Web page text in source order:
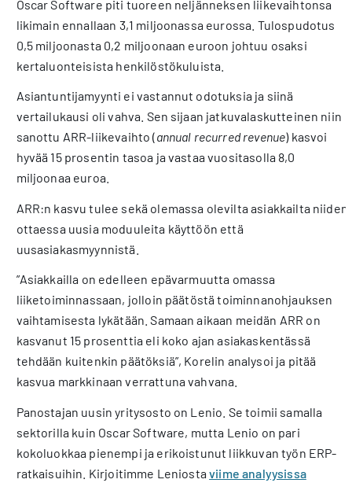
Oscar Software piti tuoreen neljänneksen liikevaihtonsa
likimain ennallaan 3,1 miljoonassa eurossa. Tulospudotus
0,5 miljoonasta 0,2 miljoonaan euroon johtuu osaksi
kertaluonteisista henkilöstökuluista.
Asiantuntijamyynti ei vastannut odotuksia ja siinä
vertailukausi oli vahva. Sen sijaan jatkuvalaskutteinen niin
sanottu ARR-liikevaihto (annual recurred revenue) kasvoi
hyvää 15 prosentin tasoa ja vastaa vuositasolla 8,0
miljoonaa euroa.
ARR:n kasvu tulee sekä olemassa olevilta asiakkailta niiden
ottaessa uusia moduuleita käyttöön että
uusasiakasmyynnistä.
”Asiakkailla on edelleen epävarmuutta omassa
liiketoiminnassaan, jolloin päätöstä toiminnanohjauksen
vaihtamisesta lykätään. Samaan aikaan meidän ARR on
kasvanut 15 prosenttia eli koko ajan asiakaskentässä
tehdään kuitenkin päätöksiä”, Korelin analysoi ja pitää
kasvua markkinaan verrattuna vahvana.
Panostajan uusin yritysosto on Lenio. Se toimii samalla
sektorilla kuin Oscar Software, mutta Lenio on pari
kokoluokkaa pienempi ja erikoistunut liikkuvan työn ERP-
ratkaisuihin. Kirjoitimme Leniostaviime analyysissa